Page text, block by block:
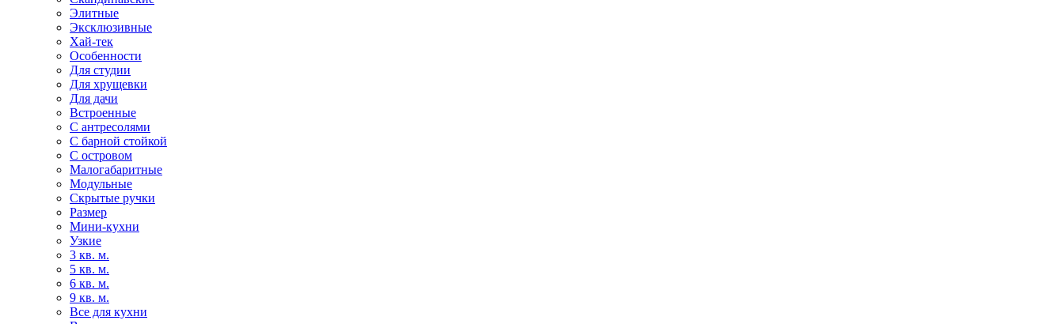
Элитные
Эксклюзивные
Хай-тек
Особенности
Для студии
Для хрущевки
Для дачи
Встроенные
С антресолями
С барной стойкой
С островом
Малогабаритные
Модульные
Скрытые ручки
Размер
Мини-кухни
Узкие
3 кв. м.
5 кв. м.
6 кв. м.
9 кв. м.
Все для кухни